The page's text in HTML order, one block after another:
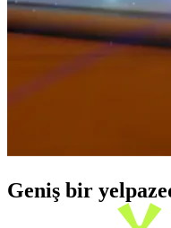
Geniş bir